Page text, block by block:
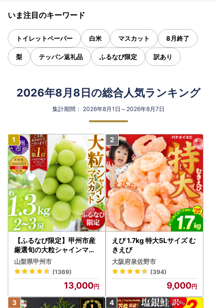
いま注目のキーワード
トイレットペーパー 白米 マスカット 8月終了
梨 テッパン返礼品 ふるなび限定 訳あり
2026年8月8日の総合人気ランキング
集計期間： 2026年8月1日～2026年8月7日
【ふるなび限定】甲州市産
厳選旬の大粒シャインマス
カット 約1.3kg 2～3房【2
026年発送】（MG）B12-
472 FN-Limited-VO シャ
インマスカット フルーツ
山梨県甲州市
(1369)
13,000
えび 1.7kg 特大5Lサイズ む
きえび
大阪府泉佐野市
(394)
9,000